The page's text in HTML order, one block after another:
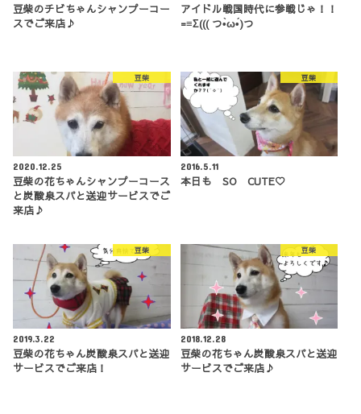
豆柴のチビちゃんシャンプーコー
スでご来店♪
アイドル戦国時代に参戦じゃ！！
=≡Σ((( つ•̀ω•́)つ
豆柴
2020.12.25
豆柴の花ちゃんシャンプーコース
と炭酸泉スパと送迎サービスでご
来店♪
豆柴
2016.5.11
本日も SO CUTE♡
豆柴
2019.3.22
豆柴の花ちゃん炭酸泉スパと送迎
サービスでご来店！
豆柴
2018.12.28
豆柴の花ちゃん炭酸泉スパと送迎
サービスでご来店♪